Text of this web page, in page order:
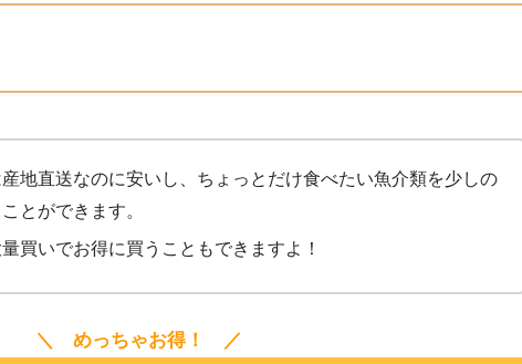
地直送なのに安いし、ちょっとだけ食べたい魚介類を少しの
とができます。
買いでお得に買うこともできますよ！
＼ めっちゃお得！ ／